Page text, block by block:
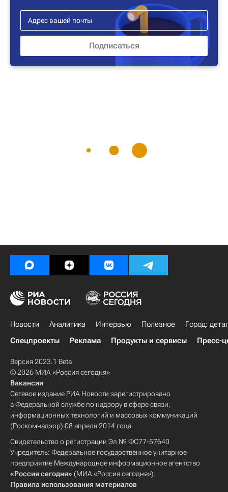
Новости Аналитика Интервью Полезное
Город:
Спецпроекты
Реклама Продукты и сервисы Пресс-
Версия 2023.1 Beta
© 2026 МИА «Россия сегодня»
Вакансии
Сетевое издание РИА Новости зарегистрировано
в Федеральной службе по надзору в сфере связи,
информационных технологий и массовых коммуникаций
(Роскомнадзор) 08 апреля 2014 года.
Свидетельство о регистрации Эл № ФС77-57640
Учредитель: Федеральное государственное унитарное
предприятие Международное информационное агентство
«Россия сегодня» (МИА «Россия сегодня»).
Правила использования материалов